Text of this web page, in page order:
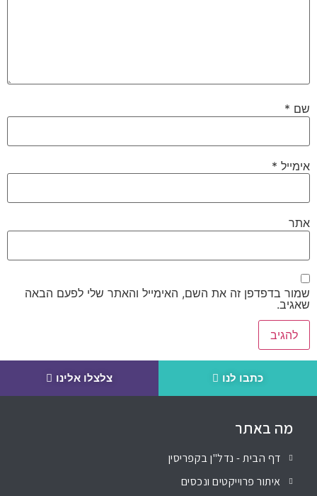
שם *
אימייל *
אתר
שמור בדפדפן זה את השם, האימייל והאתר שלי לפעם הבאה
שאגיב.
כתבו לנו צלצלו אלינו
מה באתר
דף הבית - נדל"ן בקפריסין
איתור פרוייקטים ונכסים